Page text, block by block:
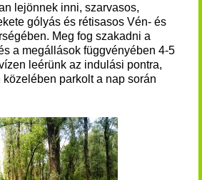
lejönnek inni, szarvasos,
gólyás és rétisasos Vén- és
Meg fog szakadni a
a megállások függvényében 4-5
leérünk az indulási pontra,
parkolt a nap során